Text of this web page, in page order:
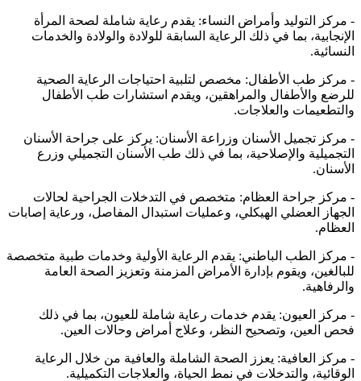
- مركز التوليد وأمراض النساء: يقدم رعاية شاملة لصحة المرأة
الإنجابية، بما في ذلك الرعاية السابقة للولادة والولادة والخدمات
النسائية.
- مركز طب الأطفال: مخصص لتلبية احتياجات الرعاية الصحية
للرضع والأطفال والمراهقين، ويقدم استشارات طب الأطفال
والتطعيمات والعلاجات.
- مركز تجميل الأسنان وزراعة الأسنان: يركز على جراحة الأسنان
التجميلية والإصلاحية، بما في ذلك طب الأسنان التجميلي وزرع
الأسنان.
- مركز جراحة العظام: متخصص في التدخلات الجراحية لحالات
الجهاز العضلي الهيكلي، وعمليات استبدال المفاصل، ورعاية إصابات
العظام.
- مركز الطب الباطني: يقدم الرعاية الأولية وخدمات طبية متخصصة
للبالغين، ويقوم بإدارة الأمراض المزمنة وتعزيز الصحة العامة
والرفاهية.
- مركز العيون: يقدم خدمات رعاية شاملة للعيون، بما في ذلك
فحص العين، وتصحيح النظر، وعلاج أمراض وحالات العين.
- مركز العافية: يعزز الصحة الشاملة والعافية من خلال الرعاية
الوقائية، والتدخلات في نمط الحياة، والعلاجات التكميلية.